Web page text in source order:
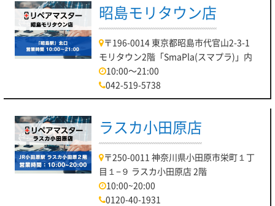
昭島モリタウン店
〒196-0014 東京都昭島市代官山2-3-1
モリタウン2階「SmaPla(スマプラ)」内
10:00～21:00
042-519-5738
ラスカ小田原店
〒250-0011 神奈川県小田原市栄町１丁
目１−９ ラスカ小田原店 2階
10:00~20:00
0120-40-1931